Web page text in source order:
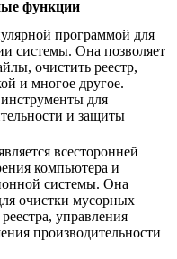
функции
программой для
системы. Она позволяет
очистить реестр,
и многое другое.
для
и защиты
всесторонней
компьютера и
системы. Она
очистки мусорных
управления
производительности